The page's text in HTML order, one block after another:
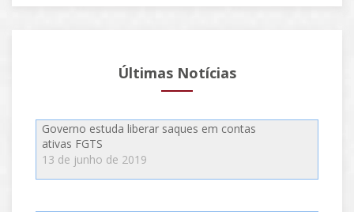
Últimas Notícias
Governo estuda liberar saques em contas
ativas FGTS
13 de junho de 2019